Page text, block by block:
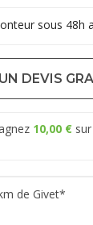
sous 48h
DEVIS
10,00 €
de Givet*